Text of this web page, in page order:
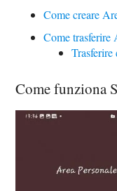
Come creare
Come trasferire
Trasferire
Come funziona